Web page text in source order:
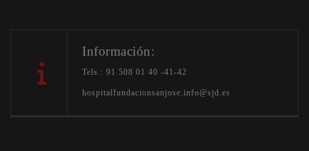
Información:
Tels.: 91 508 01 40 -41-42
hospitalfundacionsanjose.info@sjd.es